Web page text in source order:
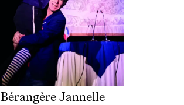
Bérangère Jannelle